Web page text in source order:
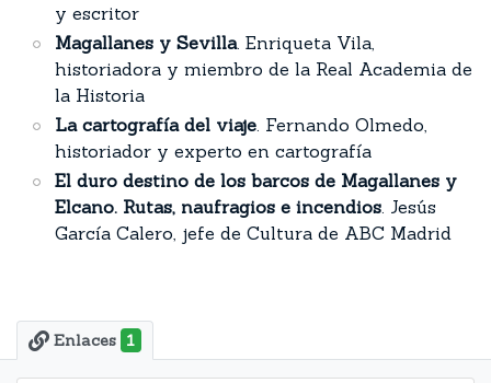
y escritor
Magallanes y Sevilla. Enriqueta Vila,
historiadora y miembro de la Real Academia de
la Historia
La cartografía del viaje. Fernando Olmedo,
historiador y experto en cartografía
El duro destino de los barcos de Magallanes y
Elcano. Rutas, naufragios e incendios. Jesús
García Calero, jefe de Cultura de ABC Madrid
Enlaces 1